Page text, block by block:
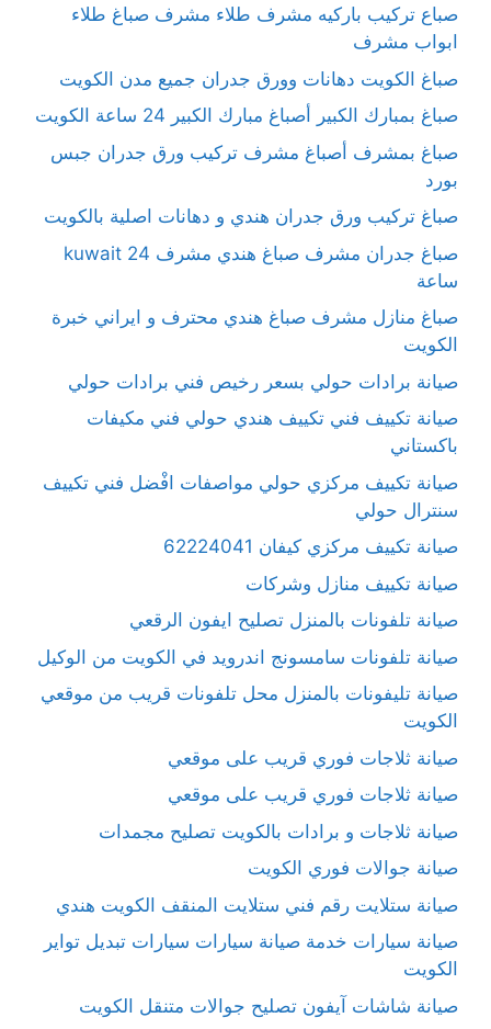
صباع تركيب باركيه مشرف طلاء مشرف صباغ طلاء
ابواب مشرف
صباغ الكويت دهانات وورق جدران جميع مدن الكويت
صباغ بمبارك الكبير أصباغ مبارك الكبير 24 ساعة الكويت
صباغ بمشرف أصباغ مشرف تركيب ورق جدران جبس
بورد
صباغ تركيب ورق جدران هندي و دهانات اصلية بالكويت
صباغ جدران مشرف صباغ هندي مشرف kuwait 24
ساعة
صباغ منازل مشرف صباغ هندي محترف و ايراني خبرة
الكويت
صيانة برادات حولي بسعر رخيص فني برادات حولي
صيانة تكييف فني تكييف هندي حولي فني مكيفات
باكستاني
صيانة تكييف مركزي حولي مواصفات افْضل فني تكييف
سنترال حولي
صيانة تكييف مركزي كيفان 62224041
صيانة تكييف منازل وشركات
صيانة تلفونات بالمنزل تصليح ايفون الرقعي
صيانة تلفونات سامسونج اندرويد في الكويت من الوكيل
صيانة تليفونات بالمنزل محل تلفونات قريب من موقعي
الكويت
صيانة ثلاجات فوري قريب على موقعي
صيانة ثلاجات فوري قريب على موقعي
صيانة ثلاجات و برادات بالكويت تصليح مجمدات
صيانة جوالات فوري الكويت
صيانة ستلايت رقم فني ستلايت المنقف الكويت هندي
صيانة سيارات خدمة صيانة سيارات سيارات تبديل تواير
الكويت
صيانة شاشات آيفون تصليح جوالات متنقل الكويت